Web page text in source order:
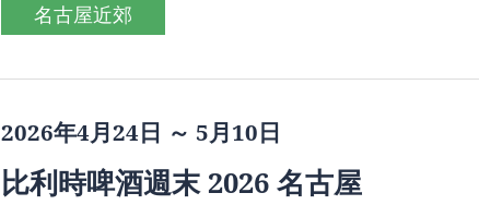
名古屋近郊
2026年4月24日 ～ 5月10日
比利時啤酒週末 2026 名古屋